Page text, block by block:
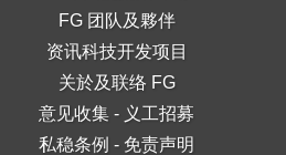
FG 团队及夥伴
资讯科技开发项目
关於及联络 FG
意见收集 - 义工招募
私稳条例 - 免责声明